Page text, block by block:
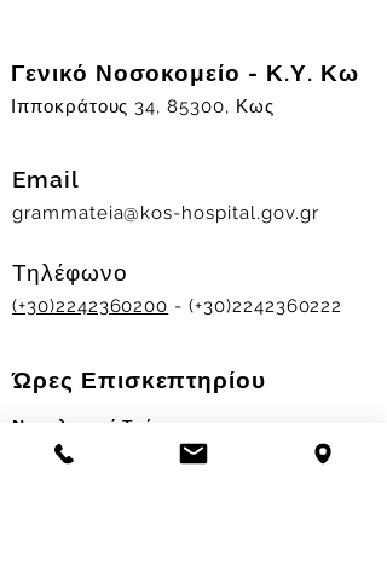
Γενικό Νοσοκομείο - Κ.Υ. Κω
Ιπποκράτους 34, 85300, Κως
Email
grammateia@kos-hospital.gov.gr
Τηλέφωνο
(+30)2242360200 - (+30)2242360222
Ώρες Επισκεπτηρίου
Νοσηλευτικά Τμήματα
Χειμερινό ωράριο: 11.00-13.00
17.30-19.30